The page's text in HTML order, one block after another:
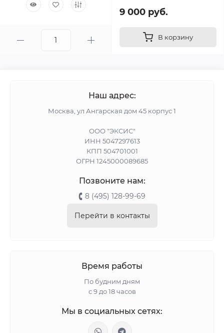
9 000 руб.
В корзину
Наш адрес:
Москва, ул Ангарская дом 45 корпус 1
ООО "ЭКСИС"
ИНН 5047297613
КПП 504701001
ОГРН 1245000089685
Позвоните нам:
8 (495) 128-99-69
Перейти в контакты
Время работы
По будним дням
с 9 до 18 часов
Мы в социальных сетях: